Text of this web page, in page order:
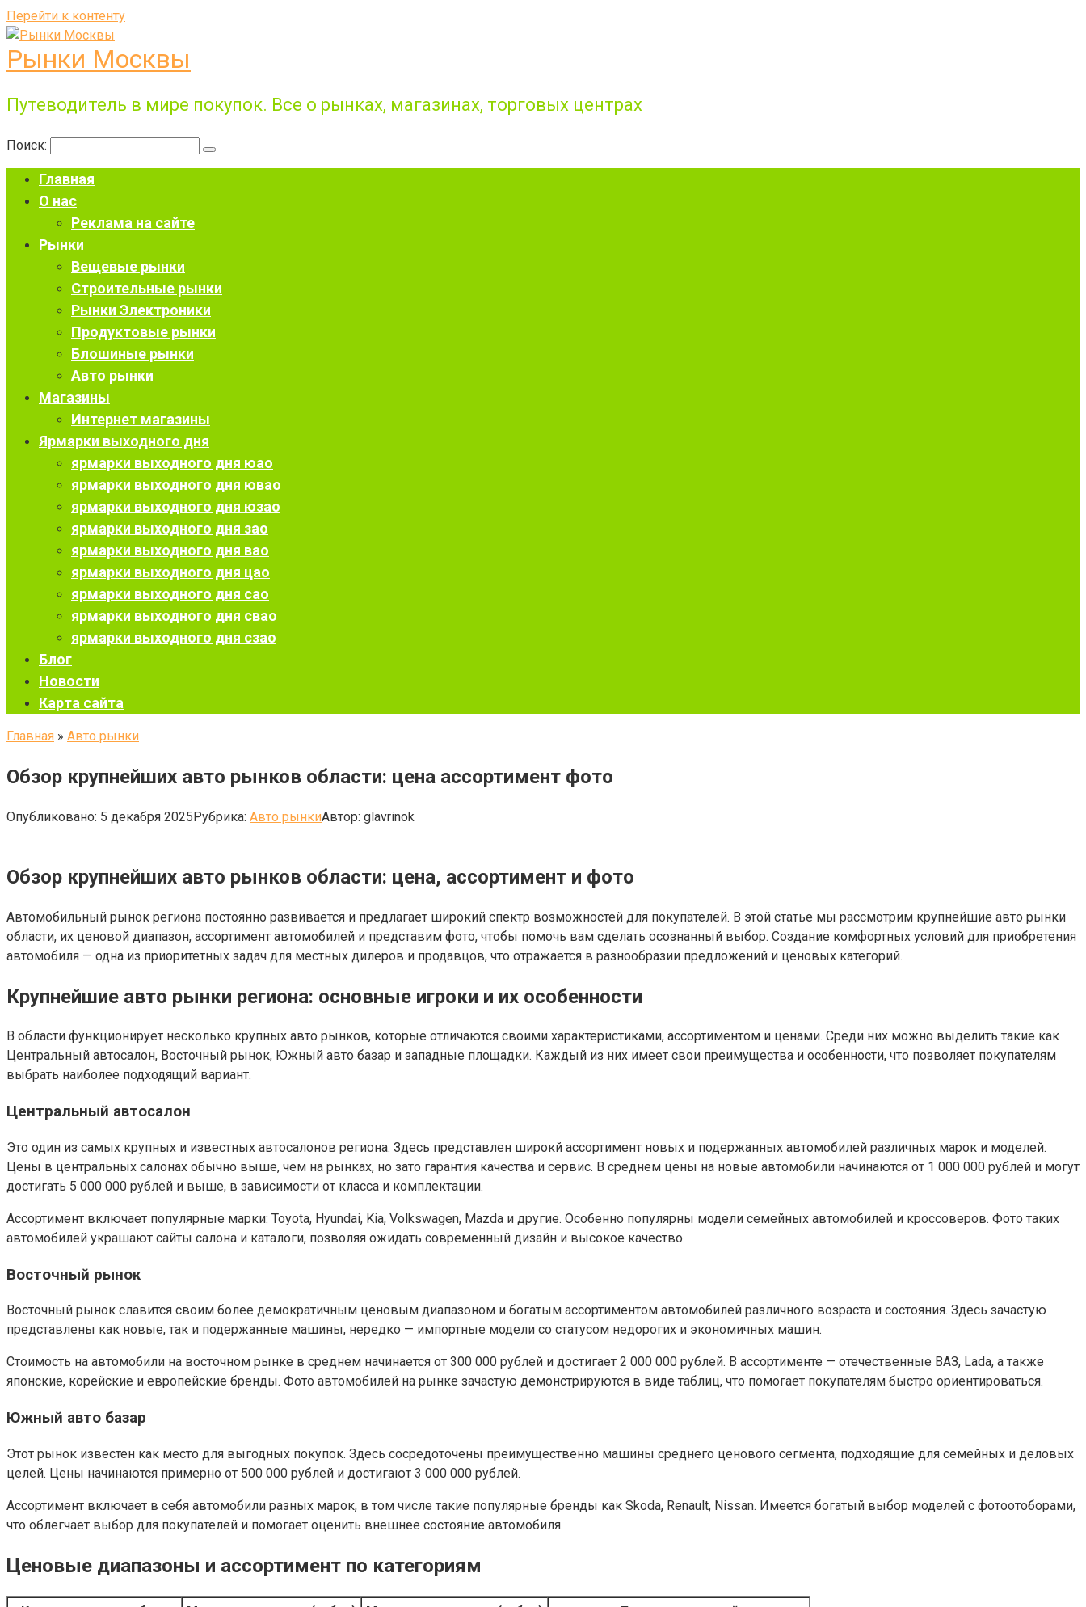
Перейти к контенту
Рынки Москвы
Путеводитель в мире покупок. Все о рынках, магазинах, торговых центрах
Поиск:
Главная
О нас
Реклама на сайте
Рынки
Вещевые рынки
Строительные рынки
Рынки Электроники
Продуктовые рынки
Блошиные рынки
Авто рынки
Магазины
Интернет магазины
Ярмарки выходного дня
ярмарки выходного дня юао
ярмарки выходного дня ювао
ярмарки выходного дня юзао
ярмарки выходного дня зао
ярмарки выходного дня вао
ярмарки выходного дня цао
ярмарки выходного дня сао
ярмарки выходного дня свао
ярмарки выходного дня сзао
Блог
Новости
Карта сайта
Главная » Авто рынки
Обзор крупнейших авто рынков области: цена ассортимент фото
Опубликовано: 5 декабря 2025Рубрика: Авто рынкиАвтор: glavrinok
Обзор крупнейших авто рынков области: цена, ассортимент и фото
Автомобильный рынок региона постоянно развивается и предлагает широкий спектр возможностей для покупателей. В этой статье мы рассмотрим крупнейшие авто рынки
области, их ценовой диапазон, ассортимент автомобилей и представим фото, чтобы помочь вам сделать осознанный выбор. Создание комфортных условий для приобретения
автомобиля — одна из приоритетных задач для местных дилеров и продавцов, что отражается в разнообразии предложений и ценовых категорий.
Крупнейшие авто рынки региона: основные игроки и их особенности
В области функционирует несколько крупных авто рынков, которые отличаются своими характеристиками, ассортиментом и ценами. Среди них можно выделить такие как
Центральный автосалон, Восточный рынок, Южный авто базар и западные площадки. Каждый из них имеет свои преимущества и особенности, что позволяет покупателям
выбрать наиболее подходящий вариант.
Центральный автосалон
Это один из самых крупных и известных автосалонов региона. Здесь представлен широкй ассортимент новых и подержанных автомобилей различных марок и моделей.
Цены в центральных салонах обычно выше, чем на рынках, но зато гарантия качества и сервис. В среднем цены на новые автомобили начинаются от 1 000 000 рублей и могут
достигать 5 000 000 рублей и выше, в зависимости от класса и комплектации.
Ассортимент включает популярные марки: Toyota, Hyundai, Kia, Volkswagen, Mazda и другие. Особенно популярны модели семейных автомобилей и кроссоверов. Фото таких
автомобилей украшают сайты салона и каталоги, позволяя ожидать современный дизайн и высокое качество.
Восточный рынок
Восточный рынок славится своим более демократичным ценовым диапазоном и богатым ассортиментом автомобилей различного возраста и состояния. Здесь зачастую
представлены как новые, так и подержанные машины, нередко — импортные модели со статусом недорогих и экономичных машин.
Стоимость на автомобили на восточном рынке в среднем начинается от 300 000 рублей и достигает 2 000 000 рублей. В ассортименте — отечественные ВАЗ, Lada, а также
японские, корейские и европейские бренды. Фото автомобилей на рынке зачастую демонстрируются в виде таблиц, что помогает покупателям быстро ориентироваться.
Южный авто базар
Этот рынок известен как место для выгодных покупок. Здесь сосредоточены преимущественно машины среднего ценового сегмента, подходящие для семейных и деловых
целей. Цены начинаются примерно от 500 000 рублей и достигают 3 000 000 рублей.
Ассортимент включает в себя автомобили разных марок, в том числе такие популярные бренды как Skoda, Renault, Nissan. Имеется богатый выбор моделей с фотоотоборами,
что облегчает выбор для покупателей и помогает оценить внешнее состояние автомобиля.
Ценовые диапазоны и ассортимент по категориям